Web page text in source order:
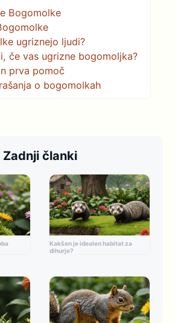
Bogomolke
ugriznejo ljudi?
če vas ugrizne bogomoljka?
prva pomoč
o bogomolkah
Zadnji članki
Kakšen je idealen habitat za
dihurje?